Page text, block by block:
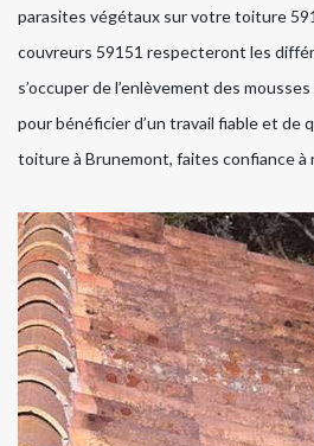
parasites végétaux sur votre toiture
couvreurs 59151 respecteront les
s’occuper de l’enlèvement des
pour bénéficier d’un travail fiable et de
toiture à Brunemont, faites confiance